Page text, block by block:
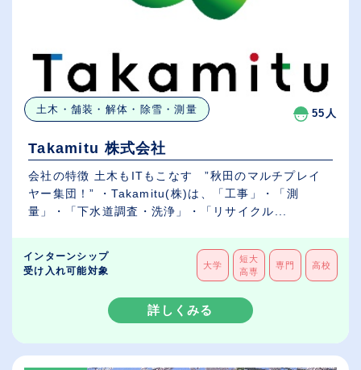
土木・舗装・解体・除雪・測量 55人
Takamitu 株式会社
会社の特徴 土木もITもこなす ”秋田のマルチプレイ
ヤー集団！” ・Takamitu(株)は、「工事」・「測
量」・「下水道調査・洗浄」・「リサイクル...
インターンシップ
受け入れ可能対象
大学
短大
高専
専門 高校
詳しくみる